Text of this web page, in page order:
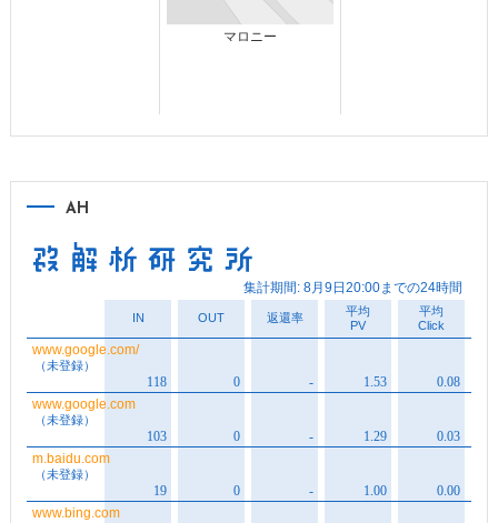
マロニー
AH